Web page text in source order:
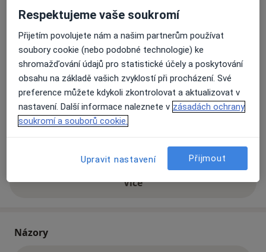
Adresa
Rehabilitace, fyzioterapie
Frýdecká 59/936, Vratimov73932
Přiblížit mapuse otevře v nové záložce
Dostupnost
Na této adrese online kalendář není aktivní
Víceo adrese
Názory
Respektujeme vaše soukromí
Přijetím povolujete nám a našim partnerům používat
soubory cookie (nebo podobné technologie) ke
shromažďování údajů pro statistické účely a poskytování
obsahu na základě vašich zvyklostí při procházení. Své
preference můžete kdykoli zkontrolovat a aktualizovat v
nastavení. Další informace naleznete v zásadách ochrany
soukromí a souborů cookie.
Upravit nastavení Přijmout